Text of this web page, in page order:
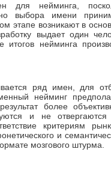
для нейминга,
выбора имени
этапе возникают в
выдает один
итогов нейминга
ряд имен, для
нейминг
более
и не отвергаются
критериям
и
мозгового штурма.